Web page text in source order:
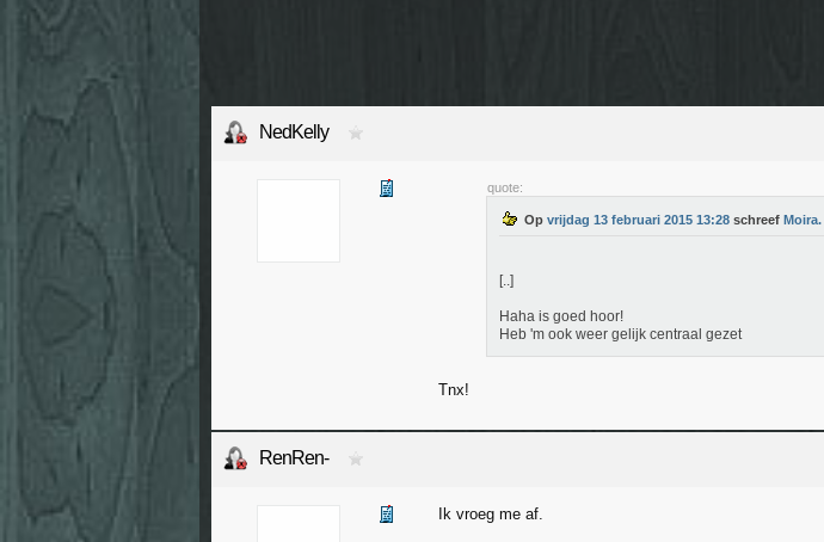
NedKelly
quote:
Op vrijdag 13 februari 2015 13:28 schreef Moira.
[..]
Haha is goed hoor!
Heb 'm ook weer gelijk centraal gezet
Tnx!
RenRen-
Ik vroeg me af.